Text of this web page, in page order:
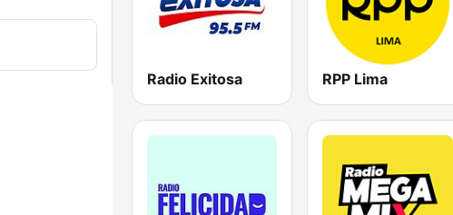
Radio Exitosa RPP Lima